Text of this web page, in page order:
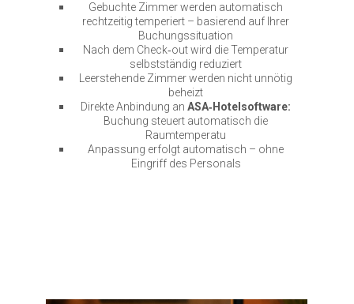
Gebuchte Zimmer werden automatisch
rechtzeitig temperiert – basierend auf Ihrer
Buchungssituation
Nach dem Check‑out wird die Temperatur
selbstständig reduziert
Leerstehende Zimmer werden nicht unnötig
beheizt
Direkte Anbindung anASA‑Hotelsoftware:
Buchung steuert automatisch die
Raumtemperatu
Anpassung erfolgt automatisch – ohne
Eingriff des Personals